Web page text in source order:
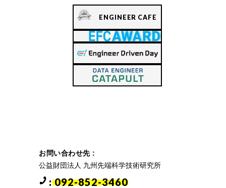
お問い合わせ先 :
公益財団法人 九州先端科学技術研究所
: 092-852-3460
ENGINEER CAFE